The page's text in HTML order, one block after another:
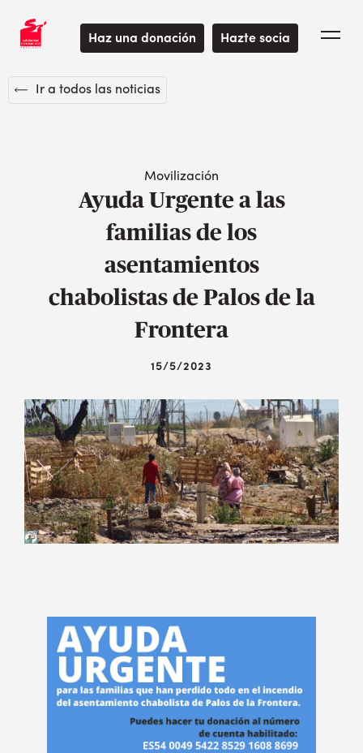
Haz una donación Hazte socia
Ir a todos las noticias
Movilización
Ayuda Urgente a las
familias de los
asentamientos
chabolistas de Palos de la
Frontera
15/5/2023